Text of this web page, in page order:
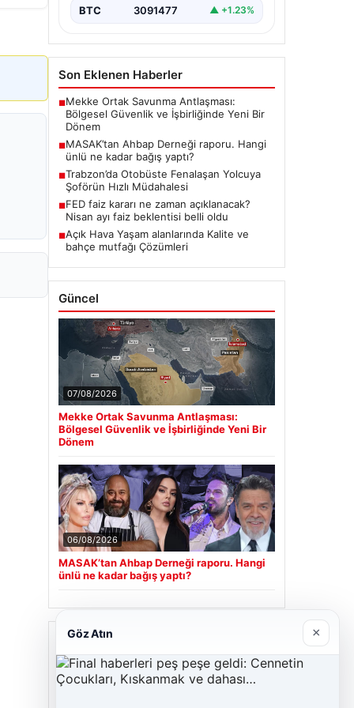
BTC 3091477 ▲ +1.23%
Son Eklenen Haberler
■Mekke Ortak Savunma Antlaşması:
Bölgesel Güvenlik ve İşbirliğinde Yeni Bir
Dönem
■MASAK’tan Ahbap Derneği raporu. Hangi
ünlü ne kadar bağış yaptı?
■Trabzon’da Otobüste Fenalaşan Yolcuya
Şoförün Hızlı Müdahalesi
■FED faiz kararı ne zaman açıklanacak?
Nisan ayı faiz beklentisi belli oldu
■Açık Hava Yaşam alanlarında Kalite ve
bahçe mutfağı Çözümleri
Güncel
07/08/2026
Mekke Ortak Savunma Antlaşması:
Bölgesel Güvenlik ve İşbirliğinde Yeni Bir
Dönem
06/08/2026
MASAK’tan Ahbap Derneği raporu. Hangi
ünlü ne kadar bağış yaptı?
Son Eklenen Firmalar
Cengiz Sigorta
Göz Atın ×